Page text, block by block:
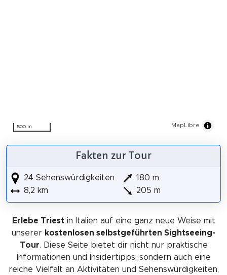
500 m MapLibre
Fakten zur Tour
24 Sehenswürdigkeiten
8,2 km
180 m
205 m
Erlebe Triestin Italien auf eine ganz neue Weise mit
unserer kostenlosen selbstgeführten Sightseeing-
Tour. Diese Seite bietet dir nicht nur praktische
Informationen und Insidertipps, sondern auch eine
reiche Vielfalt an Aktivitäten und Sehenswürdigkeiten,